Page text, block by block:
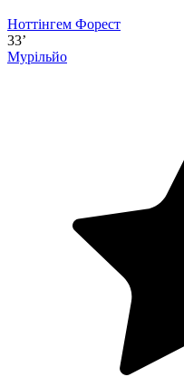
Ноттінгем Форест
33’
Мурільйо